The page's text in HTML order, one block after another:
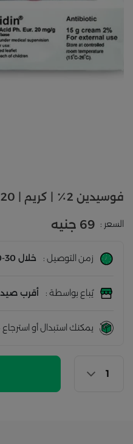
فوسيدين 2٪ | كريم | 20جم
السعر : 69 جنيه
زمن التوصيل : خلال 30-60 دقيقة
يُباع بواسطة : أقرب
يمكنك استبدال أو استرجاع